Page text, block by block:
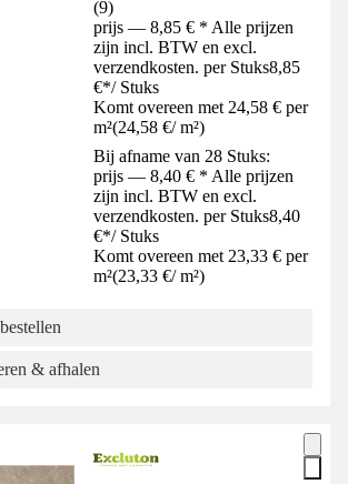
(9)
prijs — 8,85 € * Alle prijzen
zijn incl. BTW en excl.
verzendkosten. per Stuks8,85
€*/ Stuks
Komt overeen met 24,58 € per
m²(24,58 €/ m²)
Bij afname van 28 Stuks:
prijs — 8,40 € * Alle prijzen
zijn incl. BTW en excl.
verzendkosten. per Stuks8,40
€*/ Stuks
Komt overeen met 23,33 € per
m²(23,33 €/ m²)
& afhalen